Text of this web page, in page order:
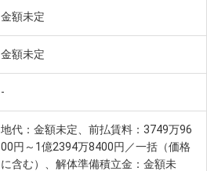
金額未定
金額未定
-
地代：金額未定、前払賃料：3749万96
00円～1億2394万8400円／一括（価格
に含む）、解体準備積立金：金額未